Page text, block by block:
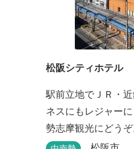
松阪シティホテル
駅前立地でＪＲ・
ネスにもレジャー
勢志摩観光にどうぞ